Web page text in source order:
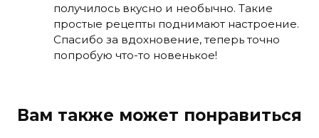
получилось вкусно и необычно. Такие
простые рецепты поднимают настроение.
Спасибо за вдохновение, теперь точно
попробую что-то новенькое!
Вам также может понравиться